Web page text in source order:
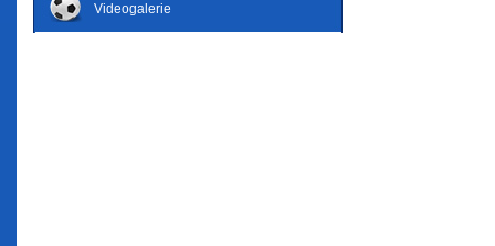
Videogalerie